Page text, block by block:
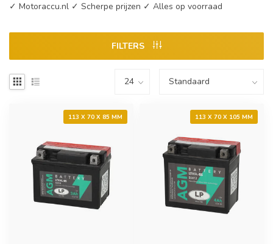
✓ Motoraccu.nl ✓ Scherpe prijzen ✓ Alles op voorraad
FILTERS
113 X 70 X 85 MM 113 X 70 X 105 MM